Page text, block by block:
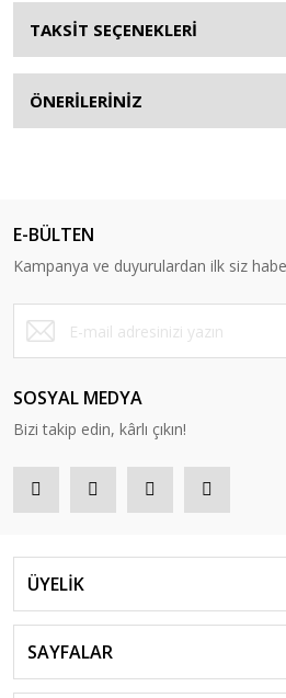
TAKSİT SEÇENEKLERİ
ÖNERİLERİNİZ
E-BÜLTEN
Kampanya ve duyurulardan ilk siz
SOSYAL MEDYA
Bizi takip edin, kârlı çıkın!
ÜYELİK
SAYFALAR